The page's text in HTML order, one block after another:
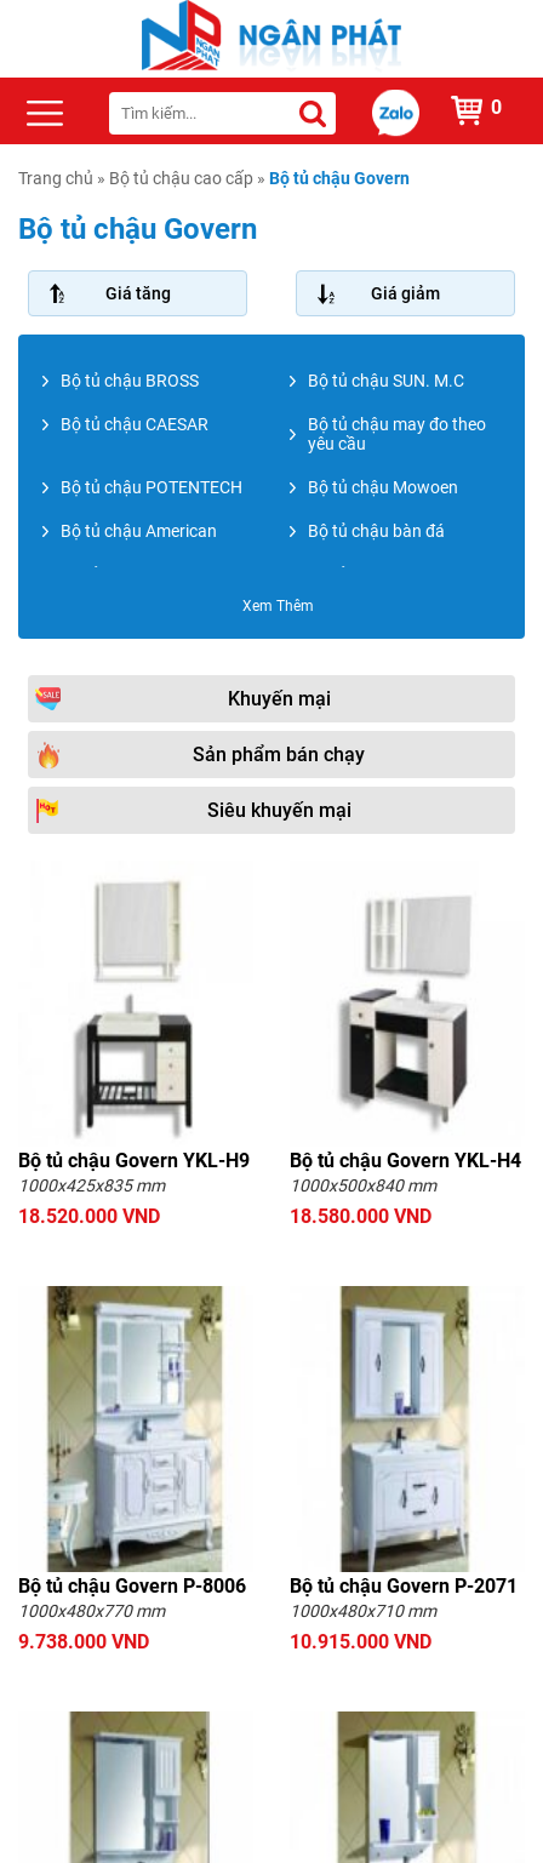
0
Trang chủ » Bộ tủ chậu cao cấp » Bộ tủ chậu Govern
Bộ tủ chậu Govern
Giá tăng Giá giảm
Bộ tủ chậu BROSS Bộ tủ chậu SUN. M.C
Bộ tủ chậu CAESAR
Bộ tủ chậu may đo theo
yêu cầu
Bộ tủ chậu POTENTECH Bộ tủ chậu Mowoen
Bộ tủ chậu American Bộ tủ chậu bàn đá
Bộ tủ chậu PVC cao cấp
NP
Bộ tủ chậu bằng nhựa
Bộ tủ chậu Plywood
Bộ tủ chậu KOHLER
Bộ tủ chậu Sewo
Bộ tủ chậu Supor Bộ tủ chậu HKXIMOR
Bộ tủ chậu Cappella Bộ tủ chậu Fasheng
Bộ tủ chậu Saizhou Bộ tủ chậu JOMOO
Xem Thêm
Khuyến mại
Sản phẩm bán chạy
Siêu khuyến mại
Bộ tủ chậu Govern YKL-H9
1000x425x835 mm
18.520.000 VND
Bộ tủ chậu Govern YKL-H4
1000x500x840 mm
18.580.000 VND
Bộ tủ chậu Govern P-8006
1000x480x770 mm
9.738.000 VND
Bộ tủ chậu Govern P-2071
1000x480x710 mm
10.915.000 VND